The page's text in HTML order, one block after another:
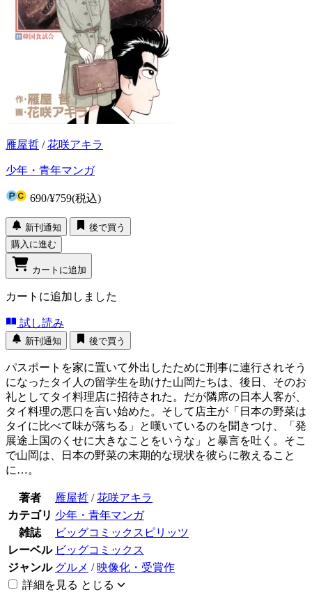
雁屋哲 /花咲アキラ
少年・青年マンガ
690/¥759(税込)
新刊通知
後で買う
購入に進む
カートに追加
カートに追加しました
試し読み
新刊通知 後で買う
パスポートを家に置いて外出したために刑事に連行されそう
になったタイ人の留学生を助けた山岡たちは、後日、そのお
礼としてタイ料理店に招待された。だが隣席の日本人客が、
タイ料理の悪口を言い始めた。そして店主が「日本の野菜は
タイに比べて味が落ちる」と嘆いているのを聞きつけ、「発
展途上国のくせに大きなことをいうな」と暴言を吐く。そこ
で山岡は、日本の野菜の末期的な現状を彼らに教えること
に…。
著者 雁屋哲 /花咲アキラ
カテゴリ 少年・青年マンガ
雑誌
ビッグコミックスピリッツ
レーベル ビッグコミックス
ジャンル グルメ / 映像化・受賞作
詳細を見る とじる